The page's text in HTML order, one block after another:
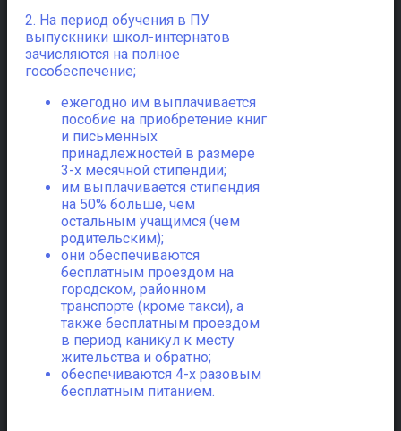
2. На период обучения в ПУ
выпускники школ-интернатов
зачисляются на полное
гособеспечение;
ежегодно им выплачивается
пособие на приобретение книг
и письменных
принадлежностей в размере
3-х месячной стипендии;
им выплачивается стипендия
на 50% больше, чем
остальным учащимся (чем
родительским);
они обеспечиваются
бесплатным проездом на
городском, районном
транспорте (кроме такси), а
также бесплатным проездом
в период каникул к месту
жительства и обратно;
обеспечиваются 4-х разовым
бесплатным питанием.